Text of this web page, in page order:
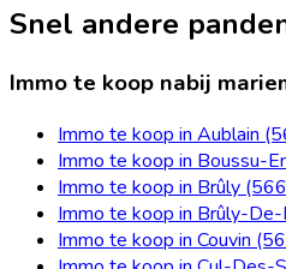
Snel andere
Immo te koop nabij
Immo te koop in Aublain
Immo te koop in Boussu-
Immo te koop in Brûly
Immo te koop in Brûly-
Immo te koop in Couvin